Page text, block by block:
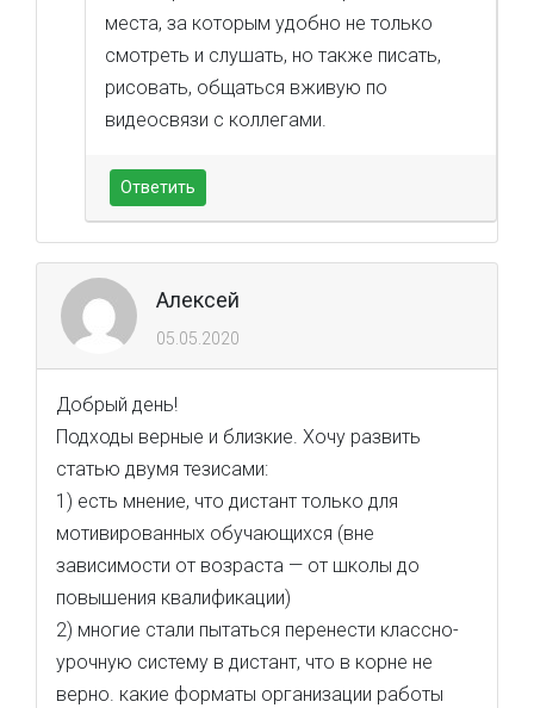
места, за которым удобно не только
смотреть и слушать, но также писать,
рисовать, общаться вживую по
видеосвязи с коллегами.
Ответить
Алексей
05.05.2020
Добрый день!
Подходы верные и близкие. Хочу развить
статью двумя тезисами:
1) есть мнение, что дистант только для
мотивированных обучающихся (вне
зависимости от возраста — от школы до
повышения квалификации)
2) многие стали пытаться перенести классно-
урочную систему в дистант, что в корне не
верно. какие форматы организации работы